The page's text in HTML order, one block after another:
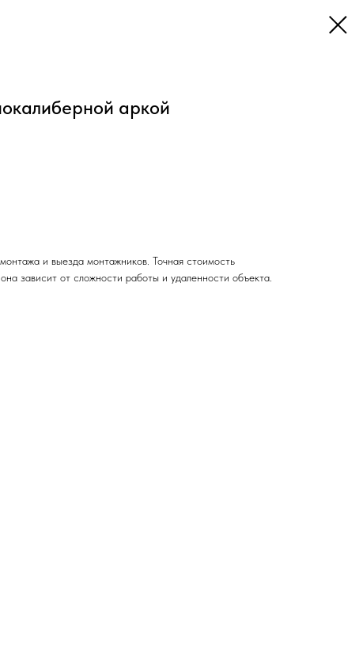
аркой
и выезда монтажников. Точная стоимость
зависит от сложности работы и удаленности объекта.